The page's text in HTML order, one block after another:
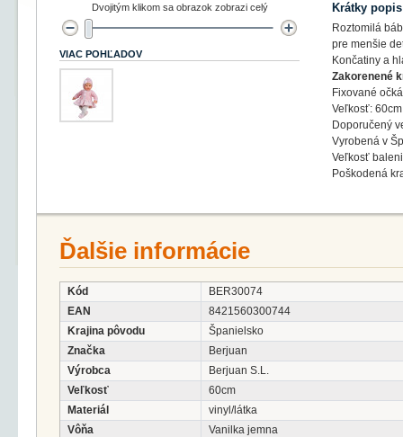
Krátky popis
Roztomilá
pre menšie
Končatiny a
Zakorenené
Fixované
Veľkosť:
Doporučený
Vyrobená v
Veľkosť
Poškodená
Dvojitým klikom sa obrazok zobrazi celý
VIAC POHĽADOV
Ďalšie informácie
Kód
BER30074
EAN
8421560300744
Krajina pôvodu
Španielsko
Značka
Berjuan
Výrobca
Berjuan S.L.
Veľkosť
60cm
Materiál
vinyl/látka
Vôňa
Vanilka jemna